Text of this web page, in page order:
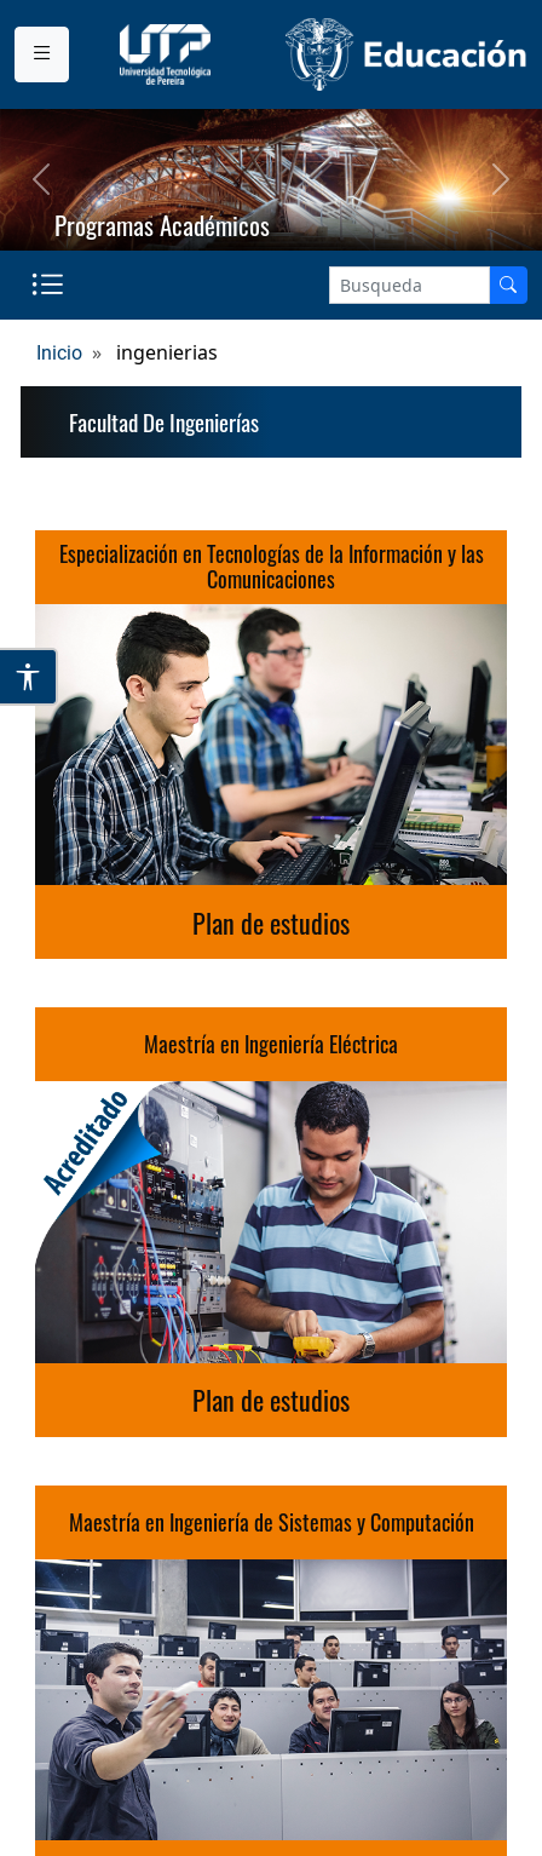
Anterior
Programas Académicos
Inicio ingenierias
Facultad De Ingenierías
Especialización en Tecnologías de la Información y las
Comunicaciones
Plan de estudios
Maestría en Ingeniería Eléctrica
Plan de estudios
Maestría en Ingeniería de Sistemas y Computación